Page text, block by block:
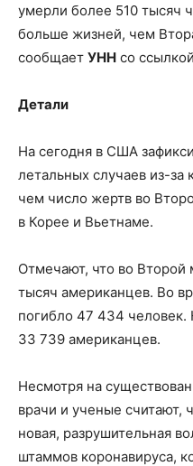
умерли более 510 тысяч
больше жизней, чем
сообщает УНН со
Детали
На сегодня в США
летальных случаев из-за
чем число жертв во
в Корее и Вьетнаме.
Отмечают, что во Второй
тысяч американцев. Во
погибло 47 434 человек.
33 739 американцев.
Несмотря на
врачи и ученые
новая, разрушительная
штаммов коронавируса,